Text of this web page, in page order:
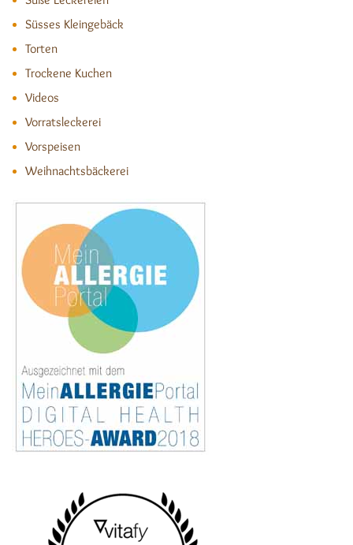
Süsses Kleingebäck
Torten
Trockene Kuchen
Videos
Vorratsleckerei
Vorspeisen
Weihnachtsbäckerei